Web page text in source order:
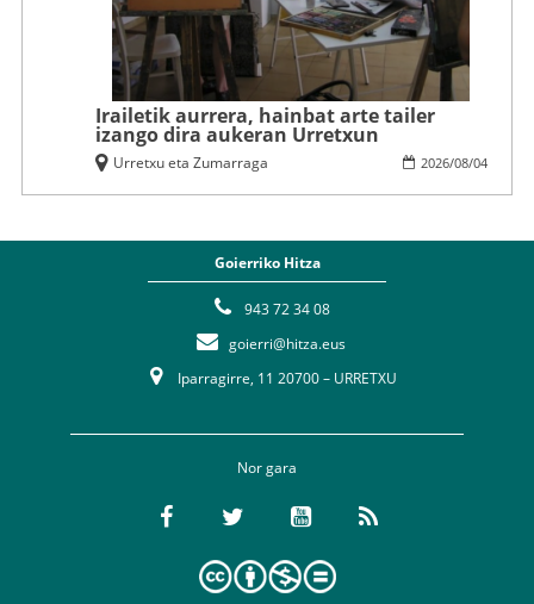
Irailetik aurrera, hainbat arte tailer
izango dira aukeran Urretxun
2026/08/04
Urretxu eta Zumarraga
Goierriko Hitza
943 72 34 08
goierri@hitza.eus
Iparragirre, 11 20700 – URRETXU
Nor gara